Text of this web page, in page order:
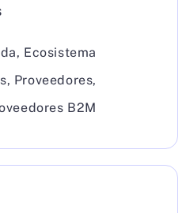
, Ecosistema
, Proveedores,
B2M